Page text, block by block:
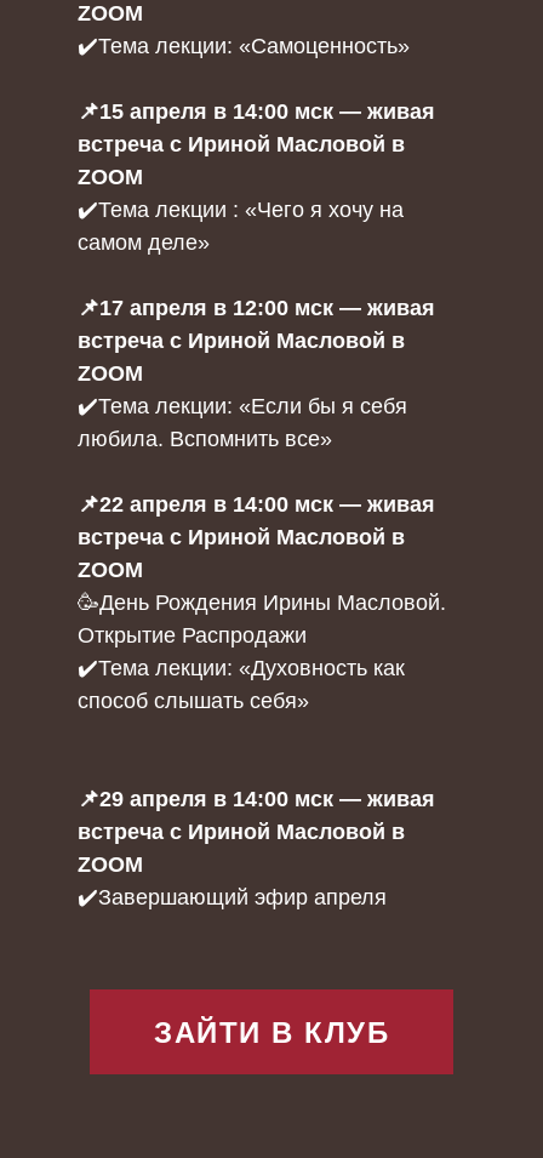
ЗАЙТИ В КЛУБ
ZOOM
✔️Тема лекции: «Самоценность»
📌15 апреля в 14:00 мск — живая
встреча с Ириной Масловой в
ZOOM
✔️Тема лекции : «Чего я хочу на
самом деле»
📌17 апреля в 12:00 мск — живая
встреча с Ириной Масловой в
ZOOM
✔️Тема лекции: «Если бы я себя
любила. Вспомнить все»
📌22 апреля в 14:00 мск — живая
встреча с Ириной Масловой в
ZOOM
🥳День Рождения Ирины Масловой.
Открытие Распродажи
✔️Тема лекции: «Духовность как
способ слышать себя»
📌29 апреля в 14:00 мск — живая
встреча с Ириной Масловой в
ZOOM
✔️Завершающий эфир апреля